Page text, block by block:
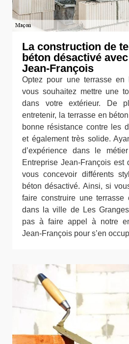
La construction de
béton désactivé
Jean-François
Optez pour une terrasse en
vous souhaitez mettre une
dans votre extérieur. De
entretenir, la terrasse en
bonne résistance contre les
et également très solide.
d’expérience dans le
Entreprise Jean-François est
vous concevoir différents
béton désactivé. Ainsi, si
faire construire une terrasse
dans la ville de Les
pas à faire appel à notre
Jean-François pour s’en